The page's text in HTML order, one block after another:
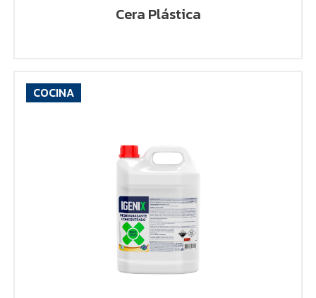
Cera Plástica
VER PRODUCTO
COCINA